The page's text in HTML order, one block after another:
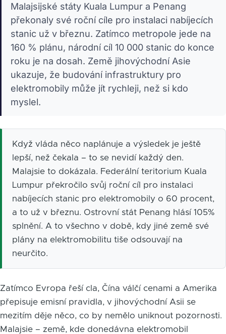
Malajsijské státy Kuala Lumpur a Penang
překonaly své roční cíle pro instalaci nabíjecích
stanic už v březnu. Zatímco metropole jede na
160 % plánu, národní cíl 10 000 stanic do konce
roku je na dosah. Země jihovýchodní Asie
ukazuje, že budování infrastruktury pro
elektromobily může jít rychleji, než si kdo
myslel.
Když vláda něco naplánuje a výsledek je ještě
lepší, než čekala – to se nevidí každý den.
Malajsie to dokázala. Federální teritorium Kuala
Lumpur překročilo svůj roční cíl pro instalaci
nabíjecích stanic pro elektromobily o 60 procent,
a to už v březnu. Ostrovní stát Penang hlásí 105%
splnění. A to všechno v době, kdy jiné země své
plány na elektromobilitu tiše odsouvají na
neurčito.
Zatímco Evropa řeší cla, Čína válčí cenami a Amerika
přepisuje emisní pravidla, v jihovýchodní Asii se
mezitím děje něco, co by nemělo uniknout pozornosti.
Malajsie – země, kde donedávna elektromobil